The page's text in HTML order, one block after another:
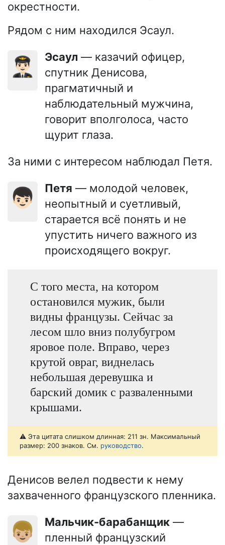
окрестности.
Рядом с ним находился Эсаул.
👨🏻‍✈️ Эсаул — казачий офицер,
спутник Денисова,
прагматичный и
наблюдательный мужчина,
говорит вполголоса, часто
щурит глаза.
За ними с интересом наблюдал Петя.
👦🏻 Петя — молодой человек,
неопытный и суетливый,
старается всё понять и не
упустить ничего важного из
происходящего вокруг.
С того места, на котором
остановился мужик, были
видны французы. Сейчас за
лесом шло вниз полубугром
яровое поле. Вправо, через
крутой овраг, виднелась
небольшая деревушка и
барский домик с разваленными
крышами.
⚠️ Эта цитата слишком длинная: 211 зн. Максимальный
размер: 200 знаков. См. руководство.
Денисов велел подвести к нему
захваченного французского пленника.
👦🏼 Мальчик-барабанщик —
пленный французский